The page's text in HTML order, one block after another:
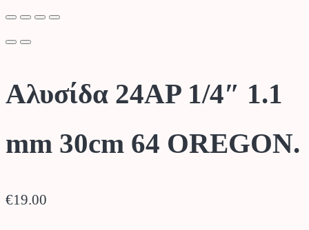
Αλυσίδα 24AP 1/4″ 1.1
mm 30cm 64 OREGON.
€19.00